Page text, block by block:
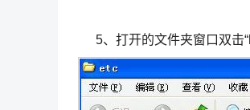
5、打开的文件夹窗口双击“